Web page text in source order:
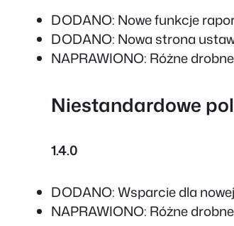
DODANO: Nowe funkcje
DODANO: Nowa strona
NAPRAWIONO: Różne
Niestandardowe
1.4.0
DODANO: Wsparcie dla
NAPRAWIONO: Różne